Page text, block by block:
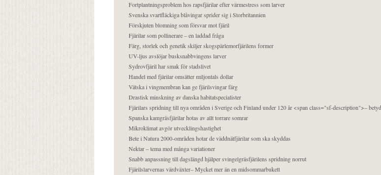
Fortplantningsproblem hos rapsfjärilar efter värmestress som larver
Svenska svartfläckiga blåvingar sprider sig i Storbritannien
Förskjuten blomning som försvar mot fjäril
Fjärilar som pollinerare – en laddad fråga
Färg, storlek och genetik skiljer skogspärlemorfjärilens former
UV-ljus avslöjar busksnabbvingens larver
Sydrovfjäril har smak för stadslivet
Handel med fjärilar omsätter miljontals dollar
Vätska i vingmembran kan ge fjärilsvingar färg
Drastisk minskning av danska habitatspecialister
Fjärilars spridning till nya områden i Sverige och Finland under 120 år <span class="sf-description">–
Spanska kamgräsfjärilar hotas av allt torrare somrar
Mikroklimat avgör utvecklingshastighet
Bete i Natura 2000-områden hotar de väddnätfjärilar som ska skyddas
Nektar – tema med många variationer
Snabb anpassning till dagslängd hjälper svingelgräsfjärilens spridning norrut
Fjärilslarvernas värdväxter– Mycket mer än en midsommarbukett